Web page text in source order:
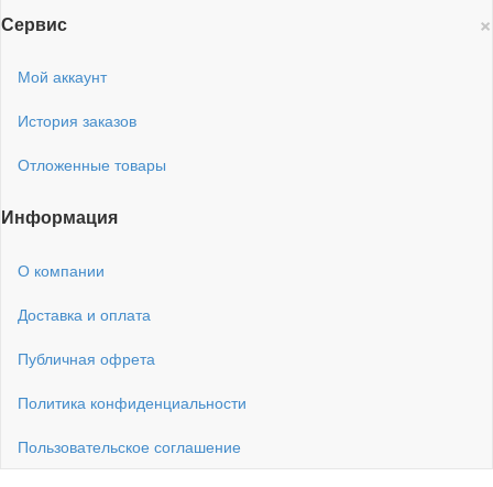
×
Сервис
Мой аккаунт
История заказов
Отложенные товары
Информация
О компании
Доставка и оплата
Публичная офрета
Политика конфиденциальности
Пользовательское соглашение